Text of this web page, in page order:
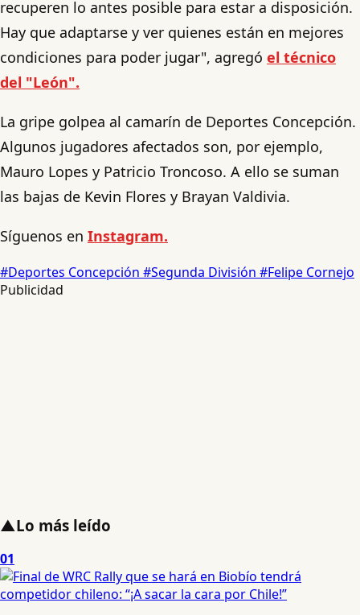
recuperen lo antes posible para estar a disposición.
Hay que adaptarse y ver quienes están en mejores
condiciones para poder jugar", agregó el técnico
del "León".
La gripe golpea al camarín de Deportes Concepción.
Algunos jugadores afectados son, por ejemplo,
Mauro Lopes y Patricio Troncoso. A ello se suman
las bajas de Kevin Flores y Brayan Valdivia.
Síguenos en Instagram.
#Deportes Concepción #Segunda División #Felipe Cornejo
Publicidad
▲Lo más leído
01